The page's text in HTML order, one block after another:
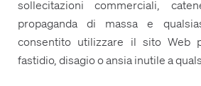
sollecitazioni commerciali,
propaganda di massa e
consentito utilizzare il sito Web
fastidio, disagio o ansia inutile a